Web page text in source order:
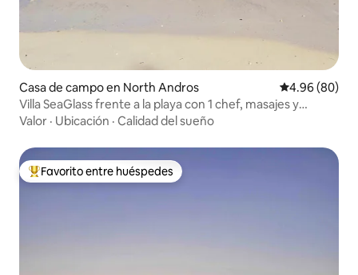
Casa de campo en North Andros Calificación
4.96 (80)
Villa SeaGlass frente a la playa con 1 chef, masajes y
pescado bonefish
Valor · Ubicación · Calidad del sueño
De los mejores en Favorito entre huéspedes
Favorito entre huéspedes